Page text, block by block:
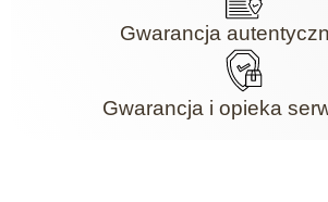
Gwarancja
Gwarancja i opieka